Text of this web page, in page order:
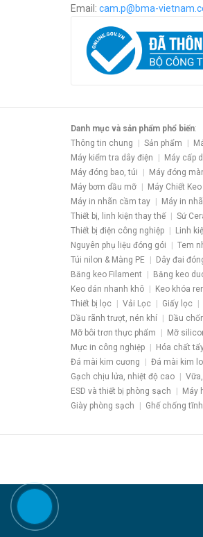
Email: cam.p@bma-
Danh mục và sản phẩm phổ biến:
Thông tin chung
Sản phẩm
Máy kiểm tra dây điện
Máy cấp
Máy đóng bao, túi
Máy đóng
Máy bơm dầu mỡ
Máy Chiết Keo
Máy in nhãn cầm tay
Máy in
Thiết bị, linh kiện thay thế
Sứ
Thiết bị điện công nghiệp
Linh
Nguyên phụ liệu đóng gói
Tem
Túi nilon & Màng PE
Dây đai
Băng keo Filament
Băng keo
Keo dán nhanh khô
Keo khóa
Thiết bị lọc
Vải Lọc Giấy lọc
Dầu rãnh trượt, nén khí
Dầu
Mỡ bôi trơn thực phẩm
Mỡ
Mực in công nghiệp
Hóa chất
Đá mài kim cương
Đá mài kim
Gạch chịu lửa, nhiệt độ cao
ESD và thiết bị phòng sạch
Máy
Giày phòng sạch
Ghế chống